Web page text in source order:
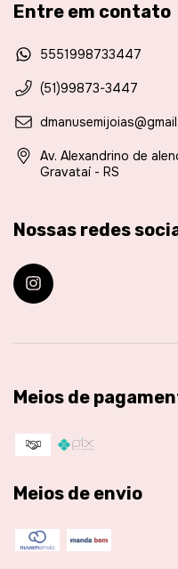
Entre em contato
5551998733447
(51)99873-3447
Av. Alexandrino de
Gravataí - RS
Nossas redes
Meios de
Meios de envio